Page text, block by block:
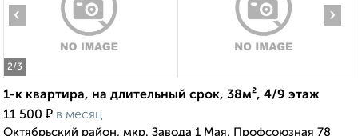
2/3
‹ ›
1-к квартира, на длительный срок, 38м², 4/9 этаж
11 500 ₽ в месяц
Октябрьский район, мкр. Завода 1 Мая, Профсоюзная 78